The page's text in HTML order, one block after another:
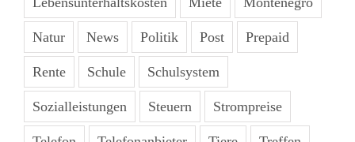
Natur News Politik Post Prepaid
Rente Schule Schulsystem
Sozialleistungen Steuern Strompreise